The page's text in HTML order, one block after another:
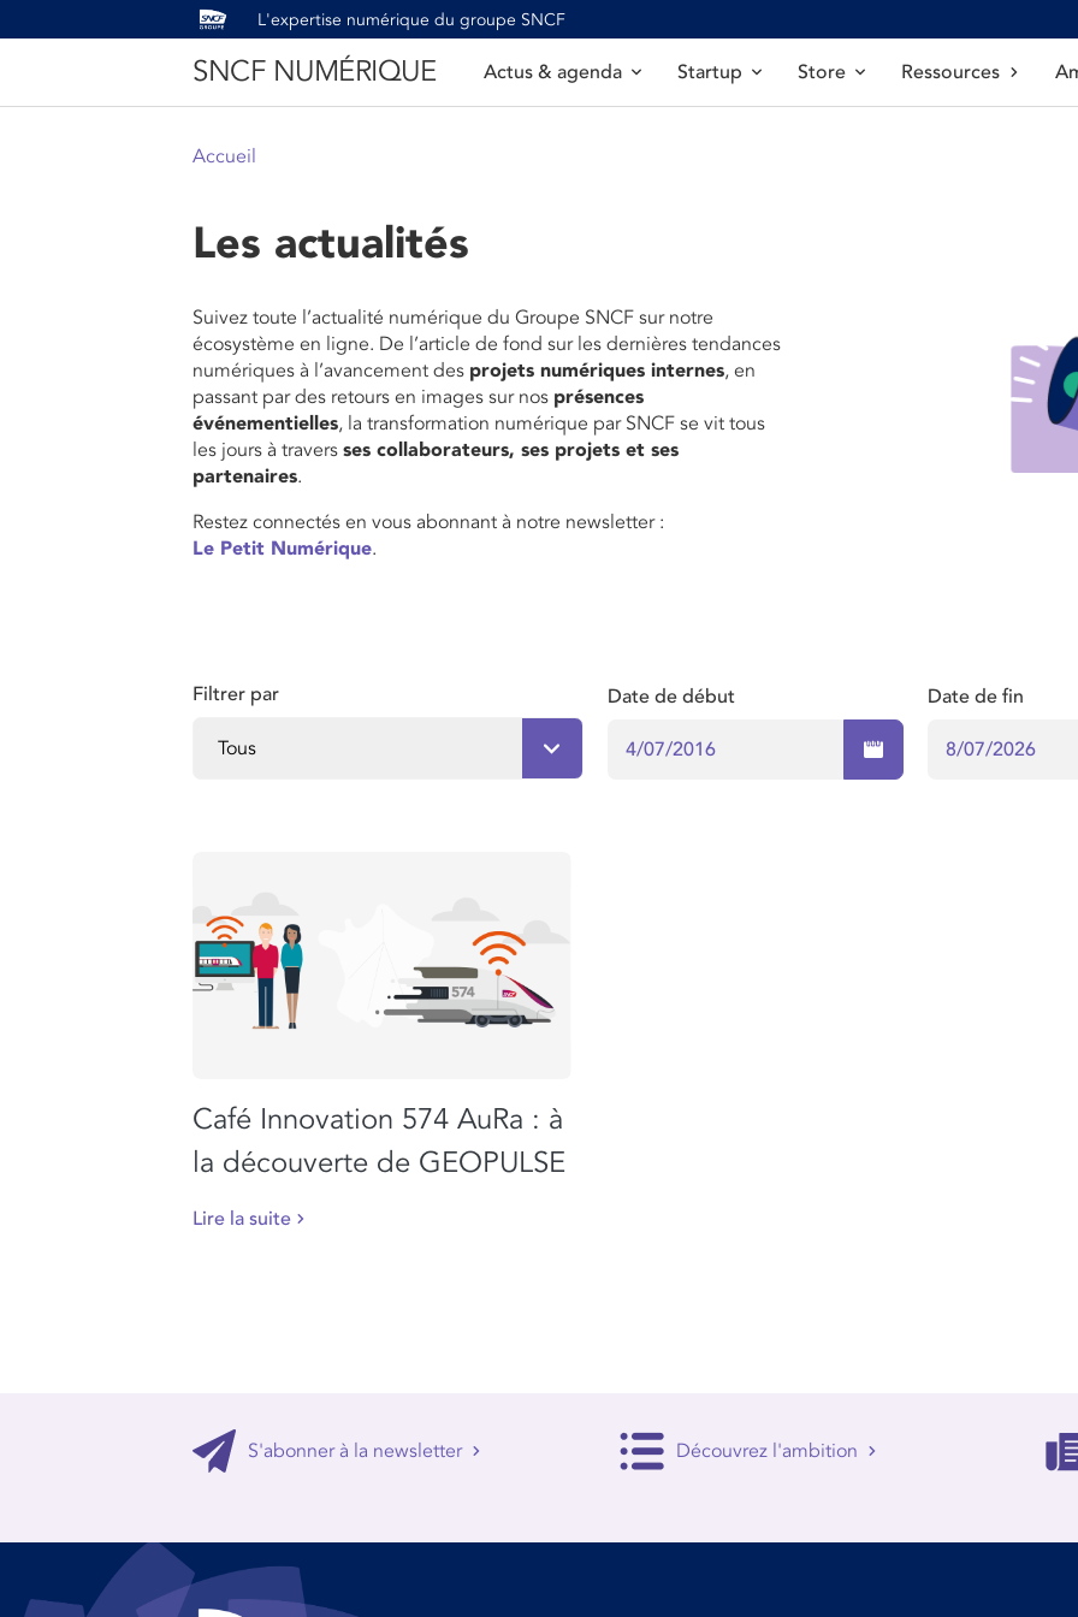
L'expertise numérique du groupe SNCF
SNCF NUMÉRIQUE Actus & agenda Startup Store Ressources
Accueil
Les actualités
Suivez toute l’actualité numérique du Groupe SNCF sur notre
écosystème en ligne. De l’article de fond sur les dernières tendances
numériques à l’avancement des projets numériques internes, en
passant par des retours en images sur nos présences
événementielles, la transformation numérique par SNCF se vit tous
les jours à travers ses collaborateurs, ses projets et ses
partenaires.
Restez connectés en vous abonnant à notre newsletter :
Le Petit Numérique.
Filtrer par Date de début Date de fin
Café Innovation 574 AuRa : à
la découverte de GEOPULSE
Lire la suite
S'abonner à la newsletter Découvrez l'ambition